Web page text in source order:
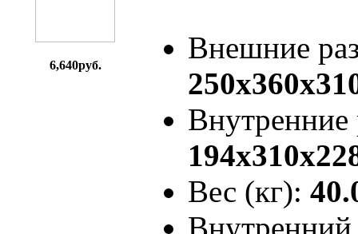
6,640руб.
Внешние
Вес (кг):